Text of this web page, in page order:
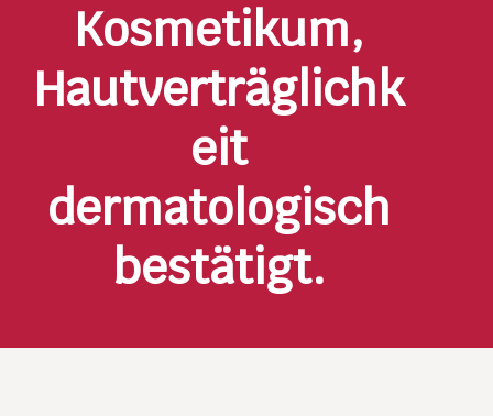
Kosmetikum,
Hautverträglichk
eit
dermatologisch
bestätigt.